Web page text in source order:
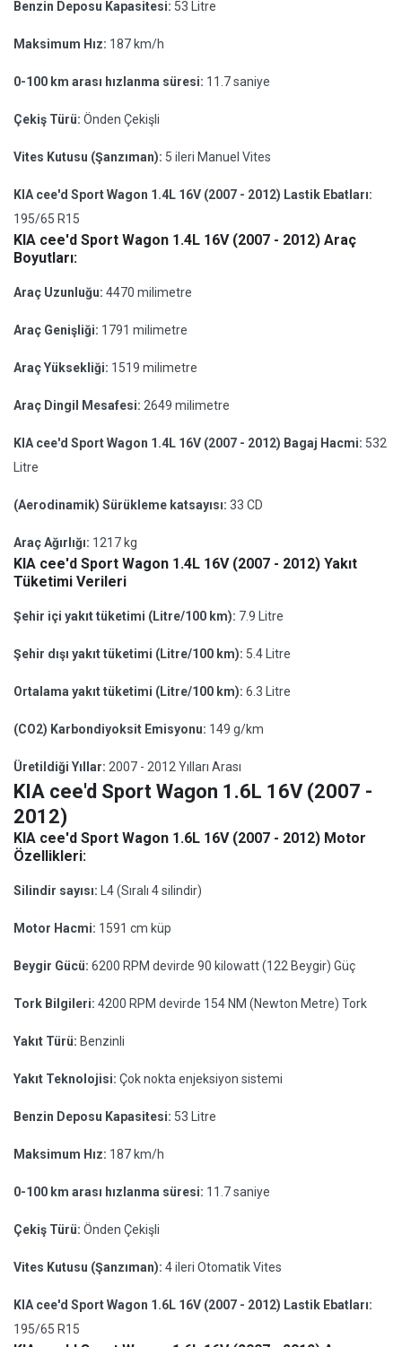
Benzin Deposu Kapasitesi: 53 Litre
Maksimum Hız: 187 km/h
0-100 km arası hızlanma süresi: 11.7 saniye
Çekiş Türü: Önden Çekişli
Vites Kutusu (Şanzıman): 5 ileri Manuel Vites
KIA cee'd Sport Wagon 1.4L 16V (2007 - 2012) Lastik Ebatları:
195/65 R15
KIA cee'd Sport Wagon 1.4L 16V (2007 - 2012) Araç
Boyutları:
Araç Uzunluğu: 4470 milimetre
Araç Genişliği: 1791 milimetre
Araç Yüksekliği: 1519 milimetre
Araç Dingil Mesafesi: 2649 milimetre
KIA cee'd Sport Wagon 1.4L 16V (2007 - 2012) Bagaj Hacmi: 532
Litre
(Aerodinamik) Sürükleme katsayısı: 33 CD
Araç Ağırlığı: 1217 kg
KIA cee'd Sport Wagon 1.4L 16V (2007 - 2012) Yakıt
Tüketimi Verileri
Şehir içi yakıt tüketimi (Litre/100 km): 7.9 Litre
Şehir dışı yakıt tüketimi (Litre/100 km): 5.4 Litre
Ortalama yakıt tüketimi (Litre/100 km): 6.3 Litre
(CO2) Karbondiyoksit Emisyonu: 149 g/km
Üretildiği Yıllar: 2007 - 2012 Yılları Arası
KIA cee'd Sport Wagon 1.6L 16V (2007 -
2012)
KIA cee'd Sport Wagon 1.6L 16V (2007 - 2012) Motor
Özellikleri:
Silindir sayısı: L4 (Sıralı 4 silindir)
Motor Hacmi: 1591 cm küp
Beygir Gücü: 6200 RPM devirde 90 kilowatt (122 Beygir) Güç
Tork Bilgileri: 4200 RPM devirde 154 NM (Newton Metre) Tork
Yakıt Türü: Benzinli
Yakıt Teknolojisi: Çok nokta enjeksiyon sistemi
Benzin Deposu Kapasitesi: 53 Litre
Maksimum Hız: 187 km/h
0-100 km arası hızlanma süresi: 11.7 saniye
Çekiş Türü: Önden Çekişli
Vites Kutusu (Şanzıman): 4 ileri Otomatik Vites
KIA cee'd Sport Wagon 1.6L 16V (2007 - 2012) Lastik Ebatları:
195/65 R15